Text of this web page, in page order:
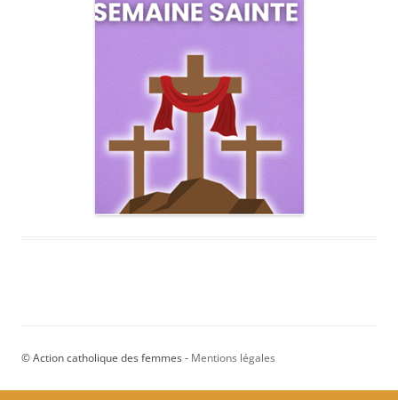
© Action catholique des femmes - Mentions légales